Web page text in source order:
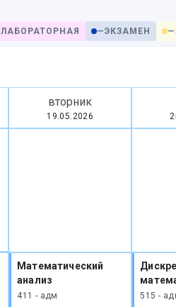
ЛАБОРАТОРНАЯ —ЭКЗАМЕН —
вторник
19.05.2026
Математический
анализ
411 - адм
515 -